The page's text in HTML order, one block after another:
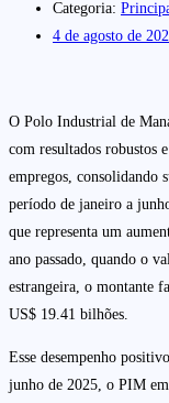
Categoria:
4 de agosto de
O Polo Industrial de
com resultados robustos
empregos, consolidando
período de janeiro a
que representa um
ano passado, quando o
estrangeira, o montante
US$ 19.41 bilhões.
Esse desempenho
junho de 2025, o PIM